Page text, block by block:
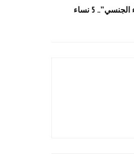
قضية محمد الفايد ب”الاعتداء الجنسي”.. 5 نساء